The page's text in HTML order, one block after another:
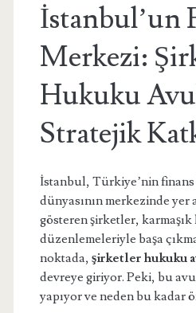
İstanbul’un
Merkezi:
Hukuku
Stratejik
İstanbul, Türkiye’nin
dünyasının merkezinde
gösteren şirketler,
düzenlemeleriyle başa
noktada, şirketler hukuku
devreye giriyor. Peki, bu
yapıyor ve neden bu kadar